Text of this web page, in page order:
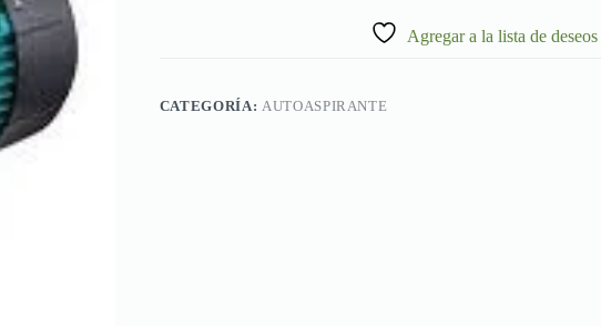
Agregar a la lista de deseos
CATEGORÍA: AUTOASPIRANTE